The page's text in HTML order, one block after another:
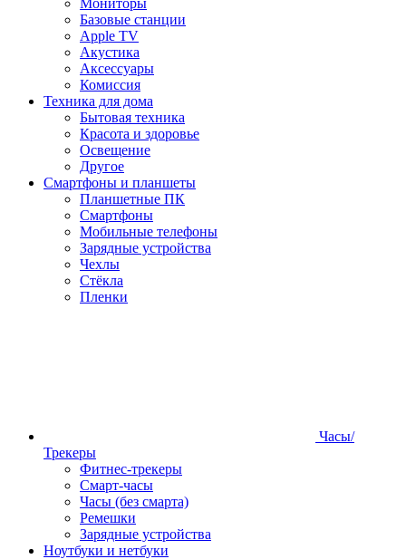
Мониторы
Базовые станции
Apple TV
Акустика
Аксессуары
Комиссия
Техника для дома
Бытовая техника
Красота и здоровье
Освещение
Другое
Смартфоны и планшеты
Планшетные ПК
Смартфоны
Мобильные телефоны
Зарядные устройства
Чехлы
Стёкла
Пленки
Часы/
Трекеры
Фитнес-трекеры
Смарт-часы
Часы (без смарта)
Ремешки
Зарядные устройства
Ноутбуки и нетбуки